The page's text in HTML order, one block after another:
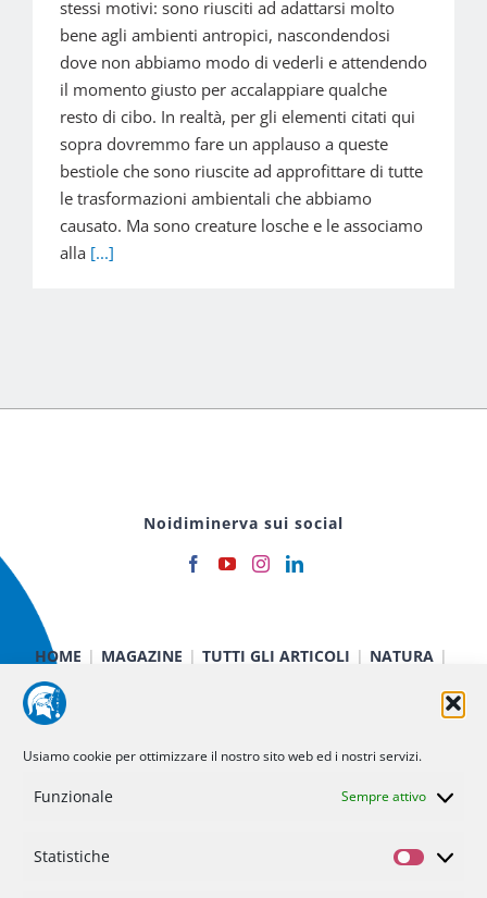
Usiamo cookie per ottimizzare il nostro sito web ed i nostri servizi.
Funzionale Sempre attivo
Statistiche
stessi motivi: sono riusciti ad adattarsi molto
bene agli ambienti antropici, nascondendosi
dove non abbiamo modo di vederli e attendendo
il momento giusto per accalappiare qualche
resto di cibo. In realtà, per gli elementi citati qui
sopra dovremmo fare un applauso a queste
bestiole che sono riuscite ad approfittare di tutte
le trasformazioni ambientali che abbiamo
causato. Ma sono creature losche e le associamo
alla [...]
Noidiminerva sui social
HOME MAGAZINE TUTTI GLI ARTICOLI
NATURA
CIBO E SALUTE
NOI DI MINERVA
STATUTO SOSTIENICI CONTATTI